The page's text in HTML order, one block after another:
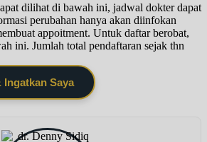
dilihat di bawah ini, jadwal dokter dapat
perubahan hanya akan diinfokan
appoitment. Untuk daftar berobat,
ini. Jumlah total pendaftaran sejak thn
Ingatkan Saya